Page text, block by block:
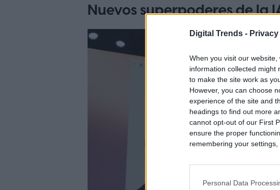
Digital Trends -
When you visit our
information collected might
to make the site work as
However, you can choose
experience of the site and
headings to find out more
cannot opt-out of our First
ensure the proper
remembering your
Personal Data
Nuevos superpoderes de la